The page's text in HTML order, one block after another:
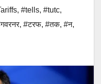
, #tells, #tutc,
, #टरफ, #तक, #न,